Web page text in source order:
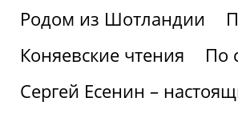
Родом из Шотландии
Коняевские чтения
По
Сергей Есенин –